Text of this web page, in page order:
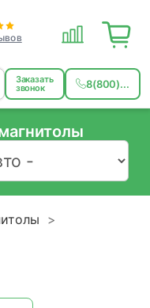
Заказать
звонок 8(800)...